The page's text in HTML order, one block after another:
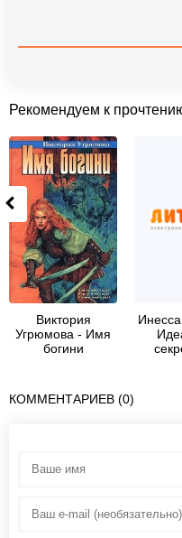
Рекомендуем к
Виктория
Угрюмова - Имя
богини
КОММЕНТАРИЕВ (0)